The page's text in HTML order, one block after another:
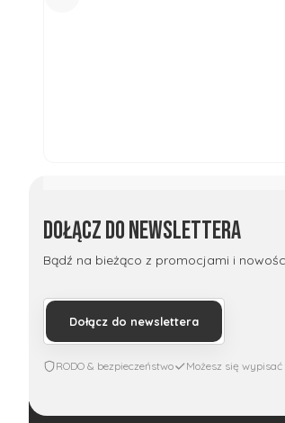
Dołącz do newslettera
Bądź na bieżąco z promocjami i
Dołącz do newslettera
RODO & bezpieczeństwo Możesz się wypisać